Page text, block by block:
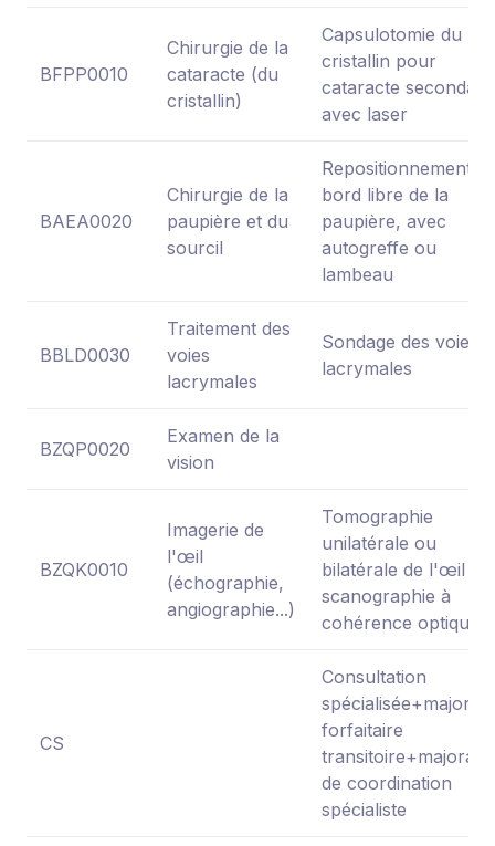
BFPP0010
Chirurgie de la
cataracte (du
cristallin)
Capsulotomie du
cristallin pour
cataracte
avec laser
BAEA0020
Chirurgie de la
paupière et du
sourcil
Repositionnement
bord libre de la
paupière, avec
autogreffe ou
lambeau
BBLD0030
Traitement des
voies
lacrymales
Sondage des voies
lacrymales
BZQP0020
Examen de la
vision
BZQK0010
Imagerie de
l'œil
(échographie,
angiographie...)
Tomographie
unilatérale ou
bilatérale de l'œil
scanographie à
cohérence optique
CS
Consultation
forfaitaire
de coordination
spécialiste